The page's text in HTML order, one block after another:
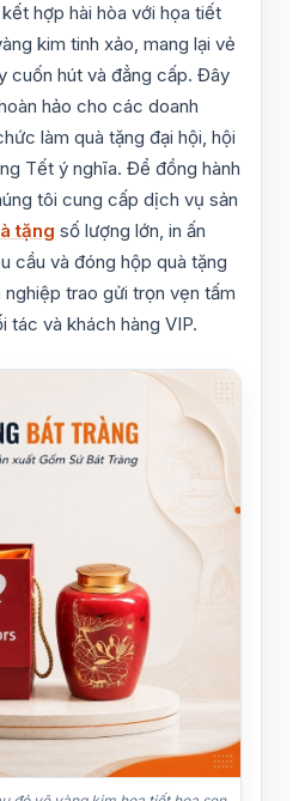
hợp hài hòa với họa tiết
kim tinh xảo, mang lại vẻ
cuốn hút và đẳng cấp. Đây
hảo cho các doanh
làm quà tặng đại hội, hội
Tết ý nghĩa. Để đồng hành
tôi cung cấp dịch vụ sản
tặng số lượng lớn, in ấn
cầu và đóng hộp quà tặng
trao gửi trọn vẹn tấm
tác và khách hàng VIP.